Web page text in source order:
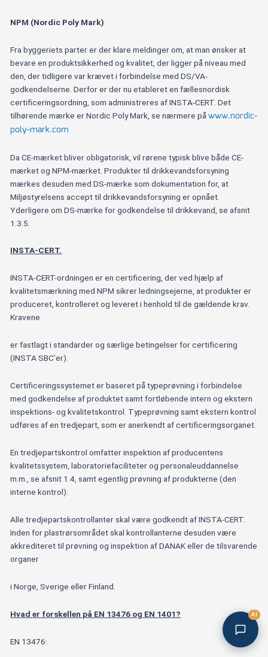
NPM (Nordic Poly Mark)
Fra byggeriets parter er der klare meldinger om, at man ønsker at
bevare en produktsikkerhed og kvalitet, der ligger på niveau med
den, der tidligere var krævet i forbindelse med DS/VA-
godkendelserne. Derfor er der nu etableret en fællesnordisk
certificeringsordning, som administreres af INSTA-CERT. Det
tilhørende mærke er Nordic Poly Mark, se nærmere påwww.nordic-
poly-mark.com
Da CE-mærket bliver obligatorisk, vil rørene typisk blive både CE-
mærket og NPM-mærket. Produkter til drikkevandsforsyning
mærkes desuden med DS-mærke som dokumentation for, at
Miljøstyrelsens accept til drikkevandsforsyning er opnået.
Yderligere om DS-mærke for godkendelse til drikkevand, se afsnit
1.3.5.
INSTA-CERT.
INSTA-CERT-ordningen er en certificering, der ved hjælp af
kvalitetsmærkning med NPM sikrer ledningsejerne, at produkter er
produceret, kontrolleret og leveret i henhold til de gældende krav.
Kravene
er fastlagt i standarder og særlige betingelser for certificering
(INSTA SBC’er).
Certificeringssystemet er baseret på typeprøvning i forbindelse
med godkendelse af produktet samt fortløbende intern og ekstern
inspektions- og kvalitetskontrol. Typeprøvning samt ekstern kontrol
udføres af en tredjepart, som er anerkendt af certificeringsorganet.
En tredjepartskontrol omfatter inspektion af producentens
kvalitetssystem, laboratoriefaciliteter og personaleuddannelse
m.m., se afsnit 1.4, samt egentlig prøvning af produkterne (den
interne kontrol).
Alle tredjepartskontrollanter skal være godkendt af INSTA-CERT.
Inden for plastrørsområdet skal kontrollanterne desuden være
akkrediteret til prøvning og inspektion af DANAK eller de tilsvarende
organer
i Norge, Sverige eller Finland.
Hvad er forskellen på EN 13476 og EN 1401?
EN 13476:
AI